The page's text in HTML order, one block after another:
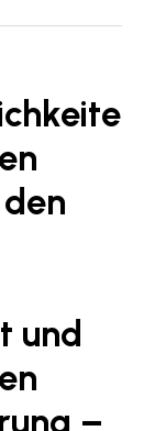
und
–